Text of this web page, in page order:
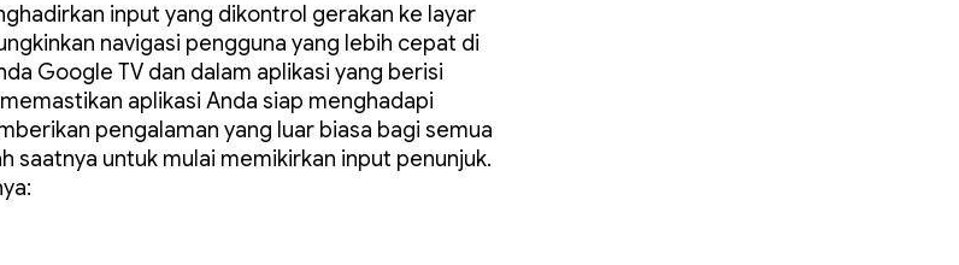
input yang dikontrol gerakan ke layar
navigasi pengguna yang lebih cepat di
Google TV dan dalam aplikasi yang berisi
aplikasi Anda siap menghadapi
pengalaman yang luar biasa bagi semua
saatnya untuk mulai memikirkan input penunjuk.